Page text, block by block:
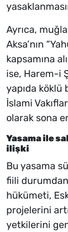
Ayrıca,
Aksa’nın
kapsamına
ise, Harem-i
yapıda köklü
İslami
olarak sona
Yasama ile
ilişki
Bu yasama
fiili durumdan
hükümeti,
projelerini
yetkilerini